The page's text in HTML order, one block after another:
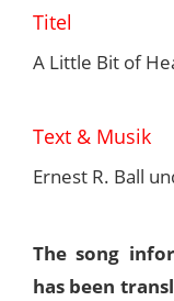
Titel
A Little Bit of
Text & Musik
Ernest R. Ball
The song
has been